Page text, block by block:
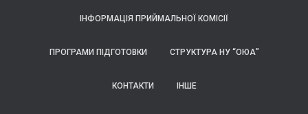
ІНФОРМАЦІЯ ПРИЙМАЛЬНОЇ КОМІСІЇ
ПРОГРАМИ ПІДГОТОВКИ СТРУКТУРА НУ “ОЮА”
КОНТАКТИ ІНШЕ